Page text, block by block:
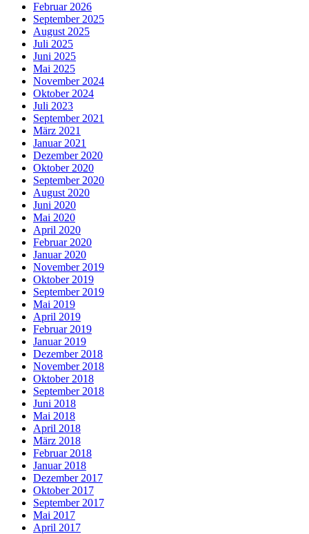
Februar 2026
September 2025
August 2025
Juli 2025
Juni 2025
Mai 2025
November 2024
Oktober 2024
Juli 2023
September 2021
März 2021
Januar 2021
Dezember 2020
Oktober 2020
September 2020
August 2020
Juni 2020
Mai 2020
April 2020
Februar 2020
Januar 2020
November 2019
Oktober 2019
September 2019
Mai 2019
April 2019
Februar 2019
Januar 2019
Dezember 2018
November 2018
Oktober 2018
September 2018
Juni 2018
Mai 2018
April 2018
März 2018
Februar 2018
Januar 2018
Dezember 2017
Oktober 2017
September 2017
Mai 2017
April 2017